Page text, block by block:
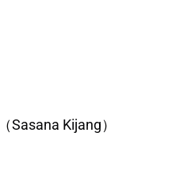
Sasana Kijang）